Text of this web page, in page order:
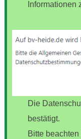
Informationen
Die
bestätigt.
Bitte